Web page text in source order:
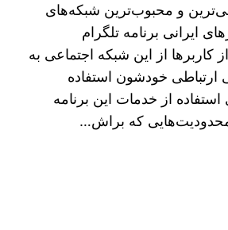
و محبوب‌ترین شبکه‌های
ایرانی برنامه تلگرام
از این شبکه اجتماعی به
ارتباطی خودشون استفاده
استفاده از خدمات این برنامه
محدودیت‌هایی که براش…